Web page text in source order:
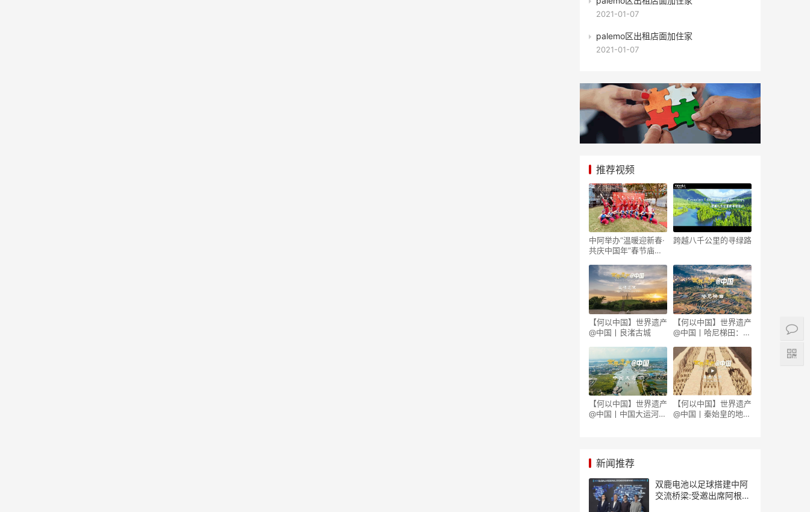
2021-01-07
palemo区出租店面加住家
2021-01-07
推荐视频
中阿举办“温暖迎新春·
共庆中国年”春节庙会
跨越八千公里的寻绿路
【何以中国】世界遗产
@中国丨良渚古城
【何以中国】世界遗产
@中国丨哈尼梯田：世
【何以中国】世界遗产
@中国丨中国大运河因
【何以中国】世界遗产
@中国丨秦始皇的地下
新闻推荐
双鹿电池以足球搭建中阿
交流桥梁:受邀出席阿根廷